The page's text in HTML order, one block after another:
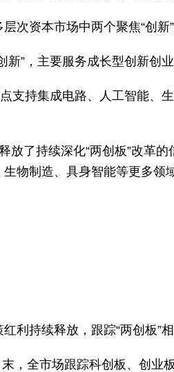
次资本市场中两个聚焦“创
新”，主要服务成长型创新创
支持集成电路、人工智能
放了持续深化“两创板”改革
物制造、具身智能等更多领
利持续释放，跟踪“两创板”
，全市场跟踪科创板、创业